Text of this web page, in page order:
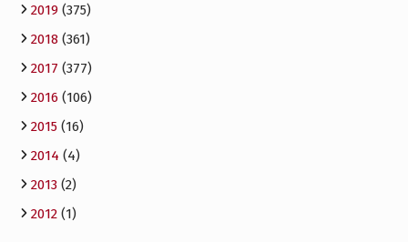
2019(375)
2018(361)
2017 (377)
2016(106)
2015(16)
2014 (4)
2013(2)
2012(1)